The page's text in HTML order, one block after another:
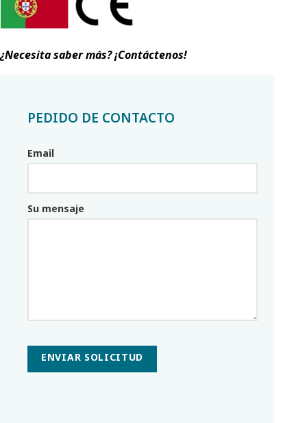
¿Necesita saber más? ¡Contáctenos!
PEDIDO DE CONTACTO
Email
Su mensaje
ENVIAR SOLICITUD